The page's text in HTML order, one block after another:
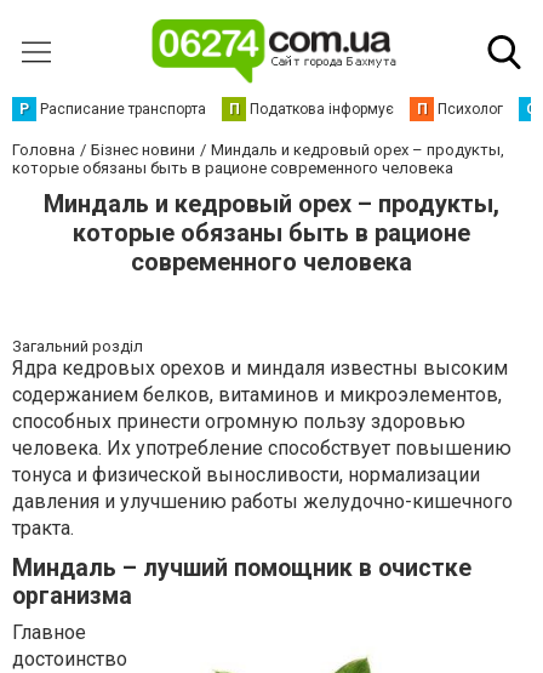
Р Расписание транспорта П Податкова інформує П Психолог С
Головна Бізнес новини
Миндаль и кедровый орех – продукты,
которые обязаны быть в рационе современного человека
Миндаль и кедровый орех – продукты,
которые обязаны быть в рационе
современного человека
Загальний розділ
Ядра кедровых орехов и миндаля известны высоким
содержанием белков, витаминов и микроэлементов,
способных принести огромную пользу здоровью
человека. Их употребление способствует повышению
тонуса и физической выносливости, нормализации
давления и улучшению работы желудочно-кишечного
тракта.
Миндаль – лучший помощник в очистке
организма
Главное
достоинство